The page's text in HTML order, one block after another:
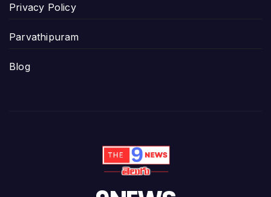
Privacy Policy
Parvathipuram
Blog